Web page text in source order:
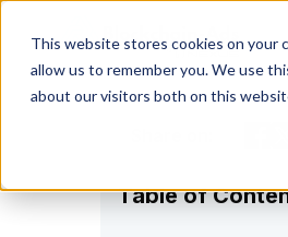
This website stores cookies on your
allow us to remember you. We use
about our visitors both on this
Table of